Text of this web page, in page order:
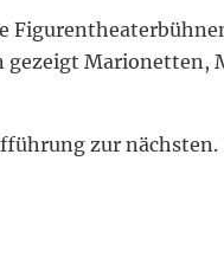
Marionetten,
zur nächsten.